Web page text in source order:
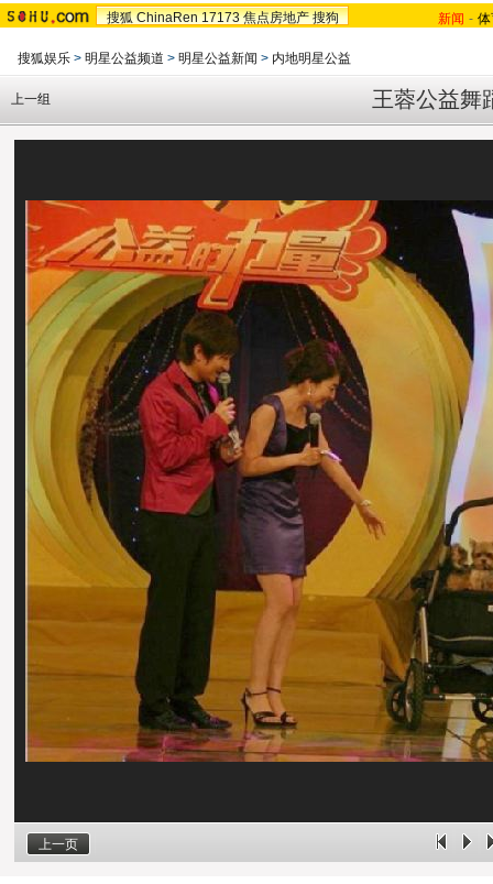
搜狐 ChinaRen 17173 焦点房地产 搜狗 新闻 -
搜狐娱乐 > 明星公益频道 > 明星公益新闻 > 内地明星公益
王蓉公益舞
上一组
上一页